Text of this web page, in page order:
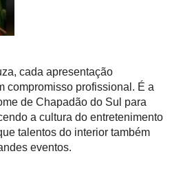
cada apresentação
compromisso profissional. É a
de Chapadão do Sul para
a cultura do entretenimento
talentos do interior também
eventos.